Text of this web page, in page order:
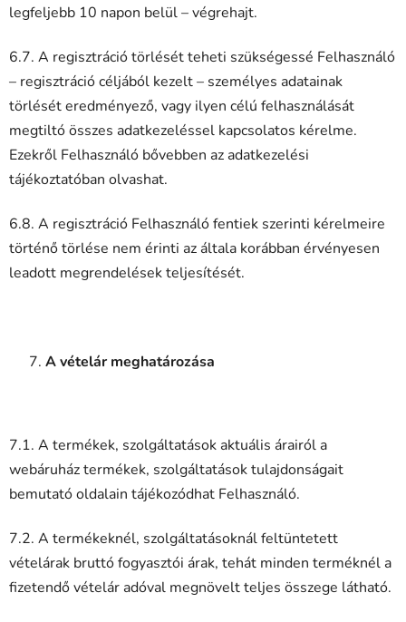
legfeljebb 10 napon belül – végrehajt.
6.7. A regisztráció törlését teheti szükségessé Felhasználó
– regisztráció céljából kezelt – személyes adatainak
törlését eredményező, vagy ilyen célú felhasználását
megtiltó összes adatkezeléssel kapcsolatos kérelme.
Ezekről Felhasználó bővebben az adatkezelési
tájékoztatóban olvashat.
6.8. A regisztráció Felhasználó fentiek szerinti kérelmeire
történő törlése nem érinti az általa korábban érvényesen
leadott megrendelések teljesítését.
A vételár meghatározása
7.1. A termékek, szolgáltatások aktuális árairól a
webáruház termékek, szolgáltatások tulajdonságait
bemutató oldalain tájékozódhat Felhasználó.
7.2. A termékeknél, szolgáltatásoknál feltüntetett
vételárak bruttó fogyasztói árak, tehát minden terméknél a
fizetendő vételár adóval megnövelt teljes összege látható.